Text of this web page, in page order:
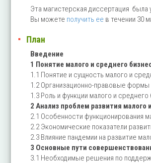
Эта магистерская диссертация
Вы можете получить ее в течении 30
План
Введение
1 Понятие малого и среднего
1.1 Понятие и сущность малого и
1.2 Организационно-правовые формы
1.3 Роль и функции малого и
2 Анализ проблем развития малого
2.1 Особенности функционирования
2.2 Экономические показатели
2.3 Влияние пандемии на развитие
3 Основные пути
3.1 Необходимые решения по